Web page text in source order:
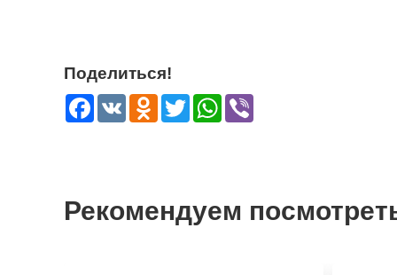
Поделиться!
Facebook
VK Odnoklassniki
TwitterWhatsApp
Рекомендуем